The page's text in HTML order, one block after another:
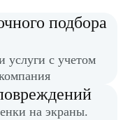
подбора
с учетом
на экраны.